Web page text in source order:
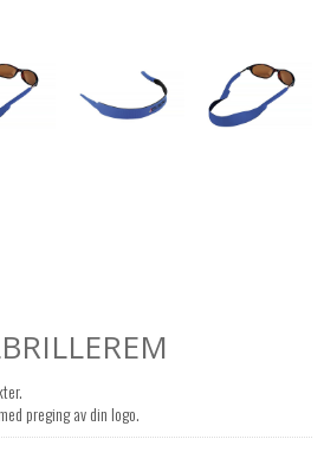
preging av din logo.